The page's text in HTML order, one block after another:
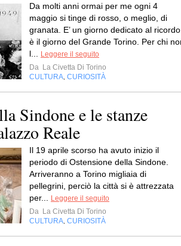
Da molti anni ormai per me ogni 4
maggio si tinge di rosso, o meglio, di
granata. E’ un giorno dedicato al
è il giorno del Grande Torino. Per chi
l...
Leggere il seguito
Da La Civetta Di Torino
CULTURA CURIOSITÀ
Sindone e le stanze
Reale
Il 19 aprile scorso ha avuto inizio il
periodo di Ostensione della Sindone.
Arriveranno a Torino migliaia di
pellegrini, perciò la città si è attrezzata
per...
Leggere il seguito
Da La Civetta Di Torino
CULTURA CURIOSITÀ